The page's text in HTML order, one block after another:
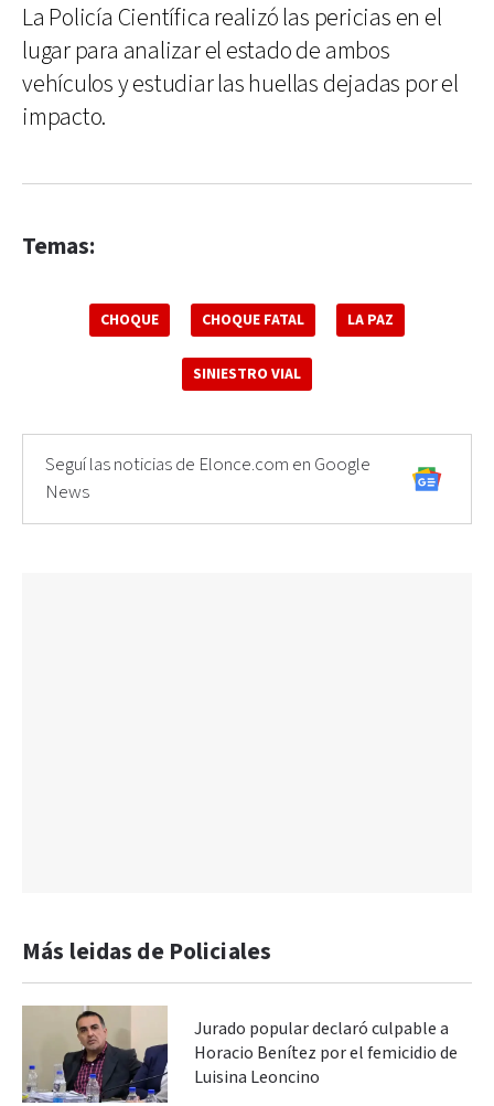
La Policía Científica realizó las pericias en el
lugar para analizar el estado de ambos
vehículos y estudiar las huellas dejadas por el
impacto.
Temas:
CHOQUE CHOQUE FATAL LA PAZ
SINIESTRO VIAL
Seguí las noticias de Elonce.com en Google
News
Más leidas de Policiales
Jurado popular declaró culpable a
Horacio Benítez por el femicidio de
Luisina Leoncino